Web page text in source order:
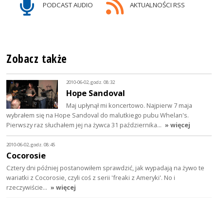
PODCAST AUDIO AKTUALNOŚCI RSS
Zobacz także
2010-06-02, godz. 08:32
Hope Sandoval
Maj upłynął mi koncertowo. Najpierw 7 maja
wybrałem się na Hope Sandoval do malutkiego pubu Whelan's.
Pierwszy raz słuchałem jej na żywca 31 października… » więcej
2010-06-02, godz. 08:45
Cocorosie
Cztery dni później postanowiłem sprawdzić, jak wypadają na żywo te
wariatki z Cocorosie, czyli coś z serii 'freaki z Ameryki'. No i
rzeczywiście… » więcej